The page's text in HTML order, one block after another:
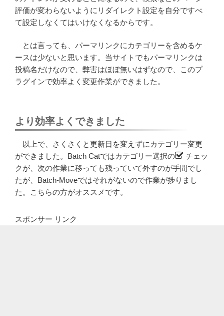
評価が変わらないようにリダイレクト設定を自分ですべ
て設定しなくてはいけなくなるからです。
とは言っても、パーマリンクにカテゴリーを含めるケ
ースは少ないと思います。当サイトでもパーマリンクは
投稿名だけなので、弊害はほぼ無いはずなので、このプ
ラグインで効率よく変更作業ができました。
より効率よくできました
以上で、さくさくと更新日を変えずにカテゴリー変更
ができました。Batch Catではカテゴリー選択の
チェッ
クが、次の作業に移っても残っていて外すのが手間でし
たが、Batch-Moveではそれがないので作業が捗りまし
た。こちらの方がオススメです。
スポンサー リンク